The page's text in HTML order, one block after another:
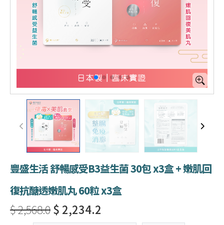
豐盛生活 舒暢感受B3益生菌 30包 x3盒 + 嫩肌回
復抗醣透嫩肌丸 60粒 x3盒
$ 2,568.0$ 2,234.2